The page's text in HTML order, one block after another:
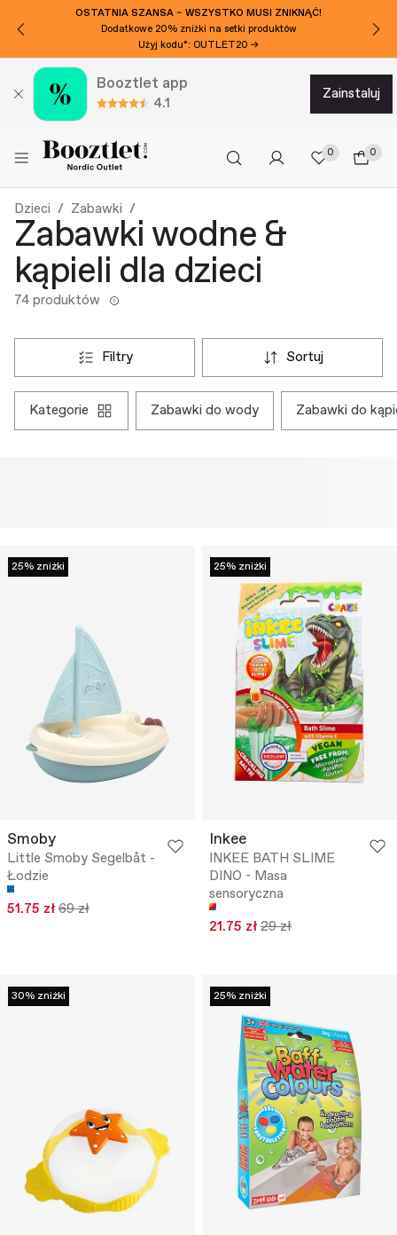
Zapisz się do naszego newslettera!
Booztlet app
4.1
zainstaluj
0 0
Dzieci Zabawki
Zabawki wodne &
kąpieli dla dzieci
74 produktów
filtry sortuj
kategorie zabawki do wody zabawki do
25% zniżki
Smoby
Little Smoby Segelbåt -
Łodzie
51.75 zł 69 zł
25% zniżki
Inkee
INKEE BATH SLIME
DINO - Masa
sensoryczna
21.75 zł 29 zł
30% zniżki 25% zniżki